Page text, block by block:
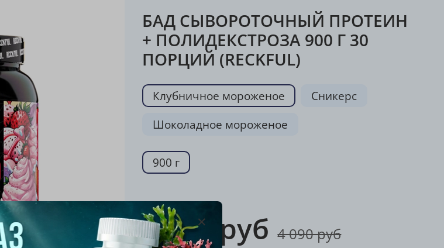
БАД СЫВОРОТОЧНЫЙ ПРОТЕИН
+ ПОЛИДЕКСТРОЗА 900 Г 30
ПОРЦИЙ (RECKFUL)
Клубничное мороженое
Сникерс
Шоколадное мороженое
900 г
3 272 руб 4 090 руб